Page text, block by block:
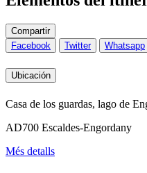
Compartir
Facebook
Twitter Whatsapp
Ubicación
Casa de los guardas, lago de
AD700 Escaldes-Engordany
Més detalls